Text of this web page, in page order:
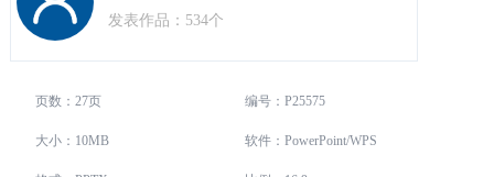
发表作品：534个
页数：27页 编号：P25575
大小：10MB 软件：PowerPoint/WPS